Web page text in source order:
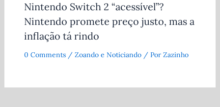
Nintendo Switch 2 “acessível”?
Nintendo promete preço justo, mas a
inflação tá rindo
0 Comments / Zoando e Noticiando/ Por Zazinho